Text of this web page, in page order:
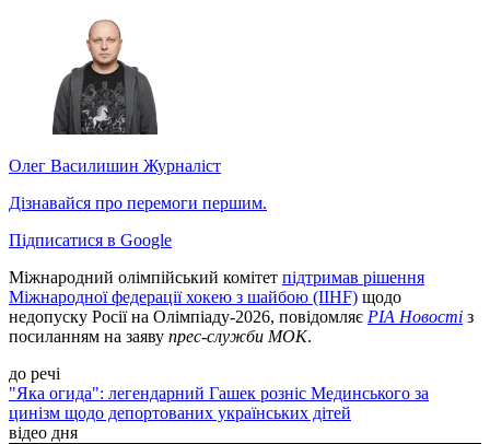
Олег Василишин Журналіст
Дізнавайся про перемоги першим.
Підписатися в Google
Міжнародний олімпійський комітет підтримав рішення
Міжнародної федерації хокею з шайбою (IIHF) щодо
недопуску Росії на Олімпіаду-2026, повідомляє РІА Новості з
посиланням на заяву прес-служби МОК.
до речі
"Яка огида": легендарний Гашек розніс Мединського за
цинізм щодо депортованих українських дітей
відео дня